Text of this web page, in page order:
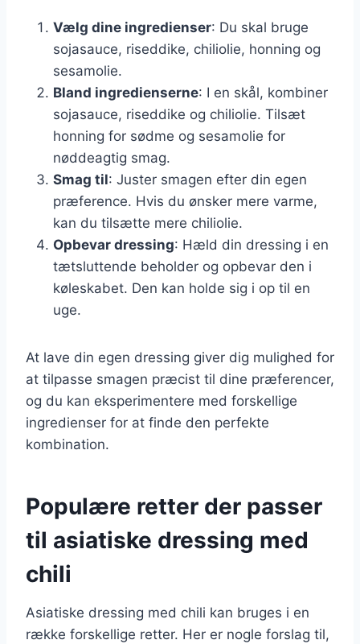
Vælg dine ingredienser: Du skal bruge
sojasauce, riseddike, chiliolie, honning og
sesamolie.
Bland ingredienserne: I en skål, kombiner
sojasauce, riseddike og chiliolie. Tilsæt
honning for sødme og sesamolie for
nøddeagtig smag.
Smag til: Juster smagen efter din egen
præference. Hvis du ønsker mere varme,
kan du tilsætte mere chiliolie.
Opbevar dressing: Hæld din dressing i en
tætsluttende beholder og opbevar den i
køleskabet. Den kan holde sig i op til en
uge.
At lave din egen dressing giver dig mulighed for
at tilpasse smagen præcist til dine præferencer,
og du kan eksperimentere med forskellige
ingredienser for at finde den perfekte
kombination.
Populære retter der passer
til asiatiske dressing med
chili
Asiatiske dressing med chili kan bruges i en
række forskellige retter. Her er nogle forslag til,